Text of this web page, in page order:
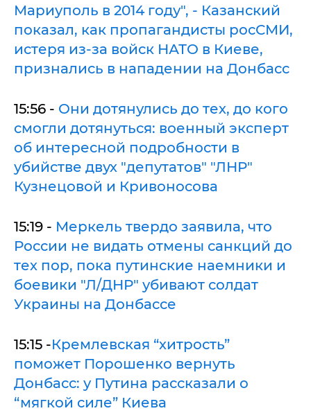
Мариуполь в 2014 году", - Казанский
показал, как пропагандисты росСМИ,
истеря из-за войск НАТО в Киеве,
признались в нападении на Донбасс
15:56 - Они дотянулись до тех, до кого
смогли дотянуться: военный эксперт
об интересной подробности в
убийстве двух "депутатов" "ЛНР"
Кузнецовой и Кривоносова
15:19 - Меркель твердо заявила, что
России не видать отмены санкций до
тех пор, пока путинские наемники и
боевики "Л/ДНР" убивают солдат
Украины на Донбассе
15:15 -Кремлевская “хитрость”
поможет Порошенко вернуть
Донбасс: у Путина рассказали о
“мягкой силе” Киева